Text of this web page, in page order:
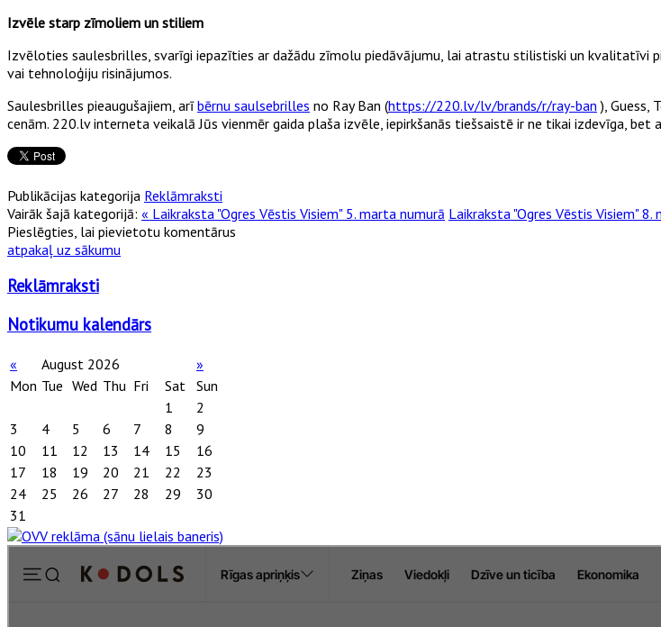
Izvēle starp zīmoliem un stiliem
Izvēloties saulesbrilles, svarīgi iepazīties ar dažādu zīmolu piedāvājumu, lai atrastu stilistiski un kvalitatīvi
vai tehnoloģiju risinājumos.
Saulesbrilles pieaugušajiem, arībērnu saulsebrilles no Ray Ban (https://220.lv/lv/brands/r/ray-ban ), Guess,
cenām. 220.lv interneta veikalā Jūs vienmēr gaida plaša izvēle, iepirkšanās tiešsaistē ir ne tikai izdevīga, bet
Publikācijas kategorija Reklāmraksti
Vairāk šajā kategorijā: « Laikraksta "Ogres Vēstis Visiem" 5. marta numurā Laikraksta "Ogres Vēstis Visiem" 8.
Pieslēgties, lai pievietotu komentārus
atpakaļ uz sākumu
Reklāmraksti
Notikumu kalendārs
« August 2026
»
Mon Tue Wed Thu Fri Sat
Sun
1
2
3
4 5 6 7 8
9
10
11 12 13 14 15
16
17
18 19 20 21 22
23
24
25 26 27 28 29
30
31